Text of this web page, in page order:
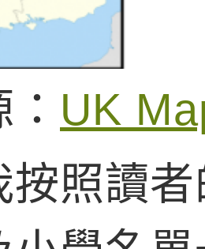
UK
按照讀